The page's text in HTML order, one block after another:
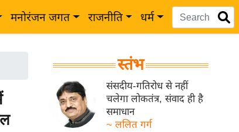
मनोरंजन जगत राजनीति धर्म
स्तंभ
संसदीय-गतिरोध से नहीं
चलेगा लोकतंत्र, संवाद ही है
समाधान
~ ललित गर्ग